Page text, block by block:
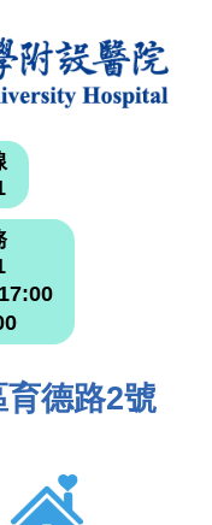
德路2號